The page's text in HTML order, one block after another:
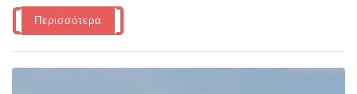
Περισσότερα